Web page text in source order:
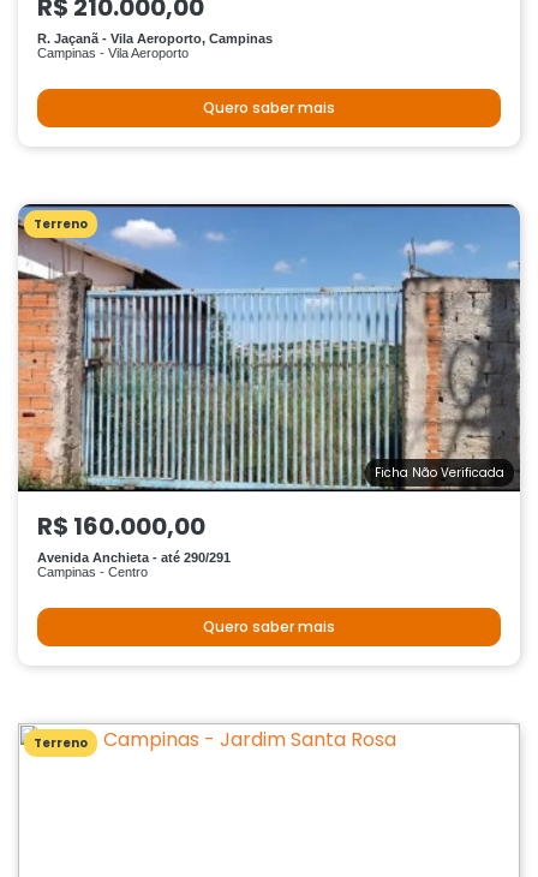
R$ 210.000,00
R. Jaçanã - Vila Aeroporto, Campinas
Campinas - Vila Aeroporto
Quero saber mais
Terreno
Ficha Não Verificada
R$ 160.000,00
Avenida Anchieta - até 290/291
Campinas - Centro
Quero saber mais
Terreno